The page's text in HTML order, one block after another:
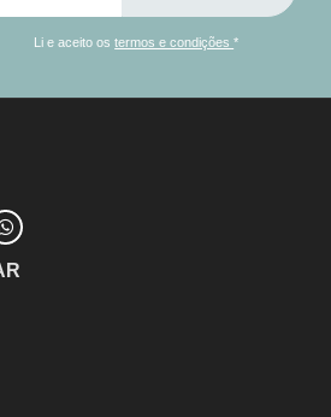
Li e aceito ostermos e condições*